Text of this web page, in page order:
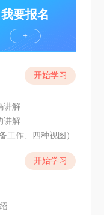
我要报名
+
开始学习
讲解
讲解
工作、四种视图）
具、刀轴）
开始学习